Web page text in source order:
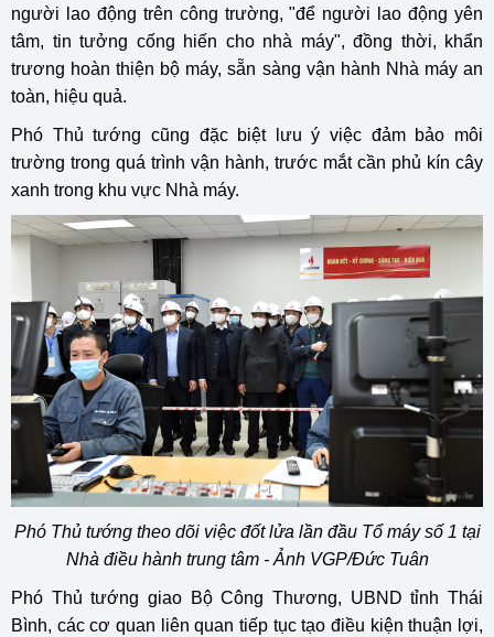
người lao động trên công trường, "để người lao động yên
tâm, tin tưởng cống hiến cho nhà máy", đồng thời, khẩn
trương hoàn thiện bộ máy, sẵn sàng vận hành Nhà máy an
toàn, hiệu quả.
Phó Thủ tướng cũng đặc biệt lưu ý việc đảm bảo môi
trường trong quá trình vận hành, trước mắt cần phủ kín cây
xanh trong khu vực Nhà máy.
Phó Thủ tướng theo dõi việc đốt lửa lần đầu Tổ máy số 1 tại
Nhà điều hành trung tâm - Ảnh VGP/Đức Tuân
Phó Thủ tướng giao Bộ Công Thương, UBND tỉnh Thái
Bình, các cơ quan liên quan tiếp tục tạo điều kiện thuận lợi,